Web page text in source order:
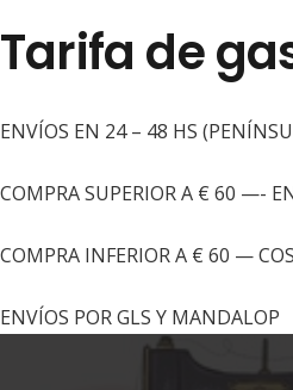
Tarifa de
ENVÍOS EN 24 – 48 HS
COMPRA SUPERIOR A € 60 —-
COMPRA INFERIOR A € 60 —
ENVÍOS POR GLS Y MANDALOP